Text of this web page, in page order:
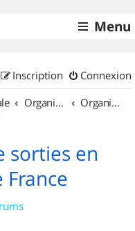
Menu
Connexion
Inscription
Organisation de sorties & Recherche de partenaires Organisation de sorties en région Île de France
sorties en
France